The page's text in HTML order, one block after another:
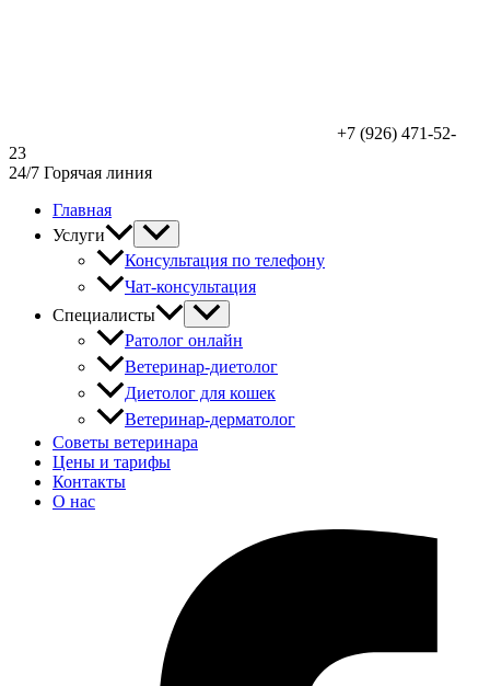
+7 (926) 471-52-
23
24/7 Горячая линия
Главная
Услуги
Консультация по телефону
Чат-консультация
Специалисты
Ратолог онлайн
Ветеринар-диетолог
Диетолог для кошек
Ветеринар-дерматолог
Советы ветеринара
Цены и тарифы
Контакты
О нас